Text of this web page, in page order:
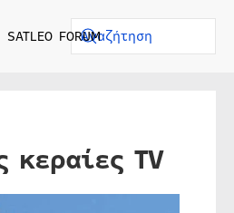
SATLEO FORUM
TV